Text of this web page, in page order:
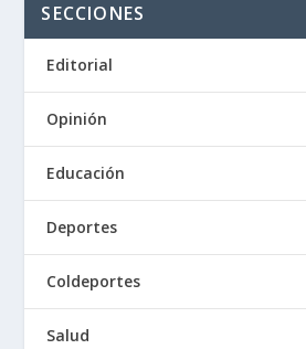
SECCIONES
Editorial
Opinión
Educación
Deportes
Coldeportes
Salud